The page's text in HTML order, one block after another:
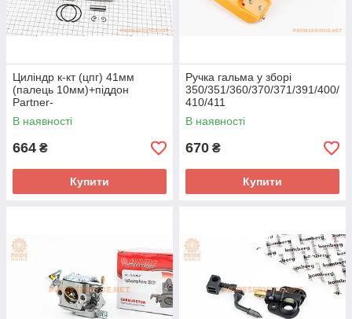
Циліндр к-кт (цпг) 41мм
(палець 10мм)+піддон
Partner-
350/351/352/371/390/391/420/
2035, JONSERED-
MCCULLOCH
В наявності
664 ₴
Купити
Ручка гальма у зборі
350/351/360/370/371/391/400/
410/411
В наявності
670 ₴
Купити